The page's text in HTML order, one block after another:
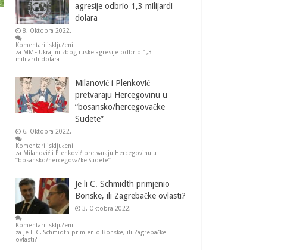
agresije odbrio 1,3 milijardi
dolara
8. Oktobra 2022.
Komentari isključeni
za MMF Ukrajini zbog ruske agresije odbrio 1,3
milijardi dolara
Milanović i Plenković
pretvaraju Hercegovinu u
“bosansko/hercegovačke
Sudete”
6. Oktobra 2022.
Komentari isključeni
za Milanović i Plenković pretvaraju Hercegovinu u
“bosansko/hercegovačke Sudete”
Je li C. Schmidth primjenio
Bonske, ili Zagrebačke ovlasti?
3. Oktobra 2022.
Komentari isključeni
za Je li C. Schmidth primjenio Bonske, ili Zagrebačke
ovlasti?